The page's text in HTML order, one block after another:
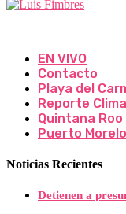
EN VIVO
Contacto
Playa del
Reporte Clima
Quintana Roo
Puerto
Noticias Recientes
Detienen a